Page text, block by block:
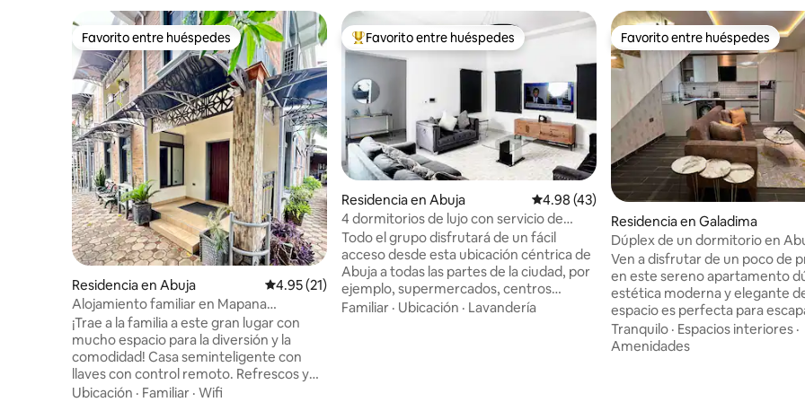
Favorito entre huéspedes
Favorito entre huéspedes
Residencia en Abuja Calificación promedio: 4.95 de 5; 21 evaluaciones
4.95 (21)
Alojamiento familiar en Mapana
Guesthouse
¡Trae a la familia a este gran lugar con
mucho espacio para la diversión y la
comodidad! Casa seminteligente con
llaves con control remoto. Refrescos y
agua complementarios. Cocina
Ubicación · Familiar · Wifi
De los mejores en Favorito entre huéspedes
Favorito entre huéspedes
Residencia en Abuja Calificación promedio: 4.98 de 5; 43
4.98 (43)
4 dormitorios de lujo con servicio de
chef. Electricidad/wifi las 24 horas
Todo el grupo disfrutará de un fácil
acceso desde esta ubicación céntrica de
Abuja a todas las partes de la ciudad, por
ejemplo, supermercados, centros
comerciales y mucho más. Disfrutarás de
Familiar · Ubicación · Lavandería
Favorito entre huéspedes
Favorito entre huéspedes
Residencia en Galadima
Dúplex de un dormitorio en
[Geranium in Boa Vida]
Ven a disfrutar de un poco de
en este sereno apartamento
estética moderna y elegante
espacio es perfecta para
pareja o viajeros solitarios. Está
totalmente amueblado +
Tranquilo · Espacios interiores ·
Amenidades